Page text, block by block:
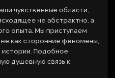
чувственные области,
не абстрактно, а
опыта. Мы приступаем
как сторонние феномены,
истории. Подобное
душевную связь к